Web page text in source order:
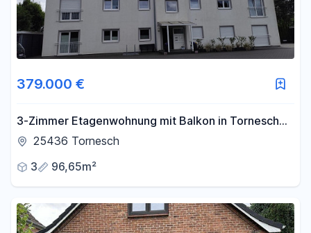
379.000 €
3-Zimmer Etagenwohnung mit Balkon in Tornesch
zum Verkauf
25436 Tornesch
3
96,65m²